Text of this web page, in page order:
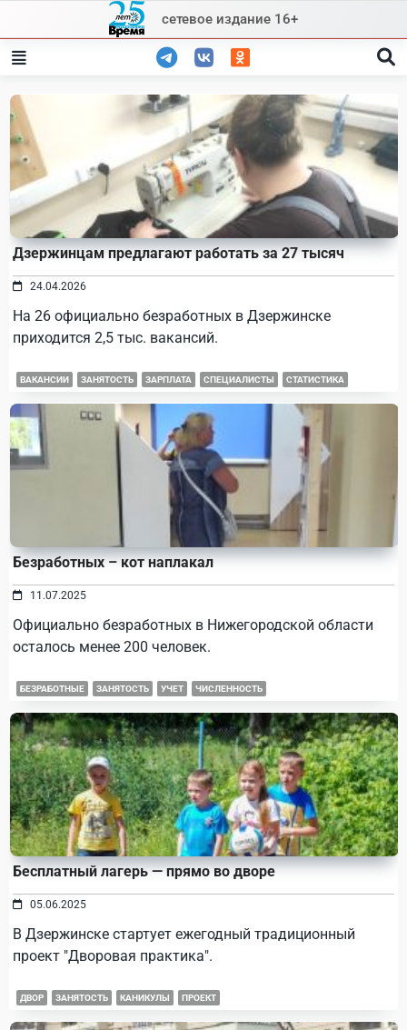
content
сетевое издание 16+
Дзержинцам предлагают работать за 27 тысяч
24.04.2026
На 26 официально безработных в Дзержинске
приходится 2,5 тыс. вакансий.
ВАКАНСИИ ЗАНЯТОСТЬ ЗАРПЛАТА СПЕЦИАЛИСТЫ СТАТИСТИКА
Безработных – кот наплакал
11.07.2025
Официально безработных в Нижегородской области
осталось менее 200 человек.
БЕЗРАБОТНЫЕ ЗАНЯТОСТЬ УЧЕТ ЧИСЛЕННОСТЬ
Бесплатный лагерь — прямо во дворе
05.06.2025
В Дзержинске стартует ежегодный традиционный
проект "Дворовая практика".
ДВОР ЗАНЯТОСТЬ КАНИКУЛЫ ПРОЕКТ